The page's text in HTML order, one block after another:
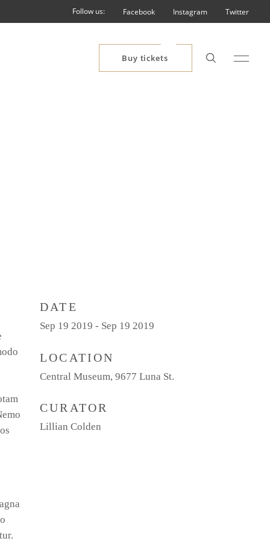
Follow us: Facebook Instagram Twitter
Buy tickets
DATE
Sep 19 2019 - Sep 19 2019
LOCATION
Central Museum, 9677 Luna St.
CURATOR
Lillian Colden